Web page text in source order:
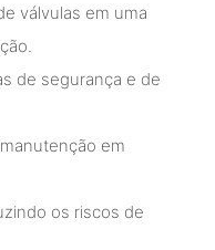
válvulas em uma
de segurança e de
em
os riscos de